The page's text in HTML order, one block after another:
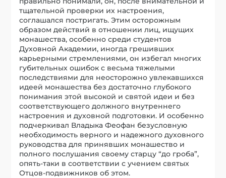
тщательной проверки их настроения,
соглашался постригать. Этим осторожным
образом действий в отношении лиц, ищущих
монашества, особенно среди студентов
Духовной Академии, иногда грешивших
карьерными стремлениями, он избегал многих
губительных ошибок с весьма тяжелыми
последствиями для неосторожно увлекавшихся
идеей монашества без достаточно глубокого
понимания этой высокой и святой идеи и без
соответствующего должного внутреннего
настроения и духовной подготовки. И особенно
подчеркивал Владыка Феофан безусловную
необходимость верного и надежного духовного
руководства для принявших монашество и
полного послушания своему старцу “до гроба”,
опять-таки в соответствии с учением святых
Отцов-подвижников об этом.